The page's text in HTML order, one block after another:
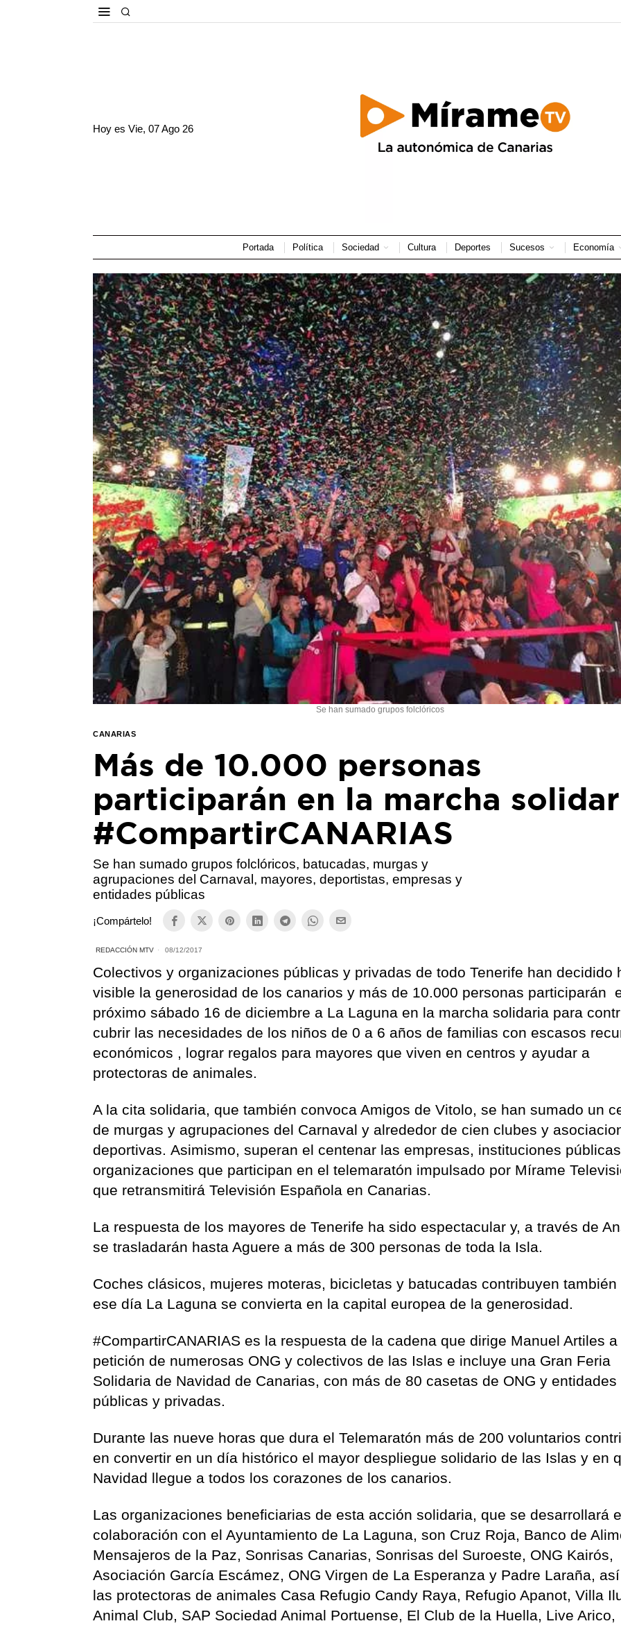
Hoy esVie, 07 Ago 26
Portada Política Sociedad Cultura Deportes Sucesos Economía
Se han sumado grupos folclóricos
CANARIAS
Más de 10.000 personas
participarán en la marcha
#CompartirCANARIAS
Se han sumado grupos folclóricos, batucadas, murgas y
agrupaciones del Carnaval, mayores, deportistas, empresas y
entidades públicas
¡Compártelo!
REDACCIÓN MTV 08/12/2017
Colectivos y organizaciones públicas y privadas de todo Tenerife han decidido
visible la generosidad de los canarios y más de 10.000 personas participarán
próximo sábado 16 de diciembre a La Laguna en la marcha solidaria para
cubrir las necesidades de los niños de 0 a 6 años de familias con escasos
económicos , lograr regalos para mayores que viven en centros y ayudar a
protectoras de animales.
A la cita solidaria, que también convoca Amigos de Vitolo, se han sumado un
de murgas y agrupaciones del Carnaval y alrededor de cien clubes y
deportivas. Asimismo, superan el centenar las empresas, instituciones
organizaciones que participan en el telemaratón impulsado por Mírame
que retransmitirá Televisión Española en Canarias.
La respuesta de los mayores de Tenerife ha sido espectacular y, a través de
se trasladarán hasta Aguere a más de 300 personas de toda la Isla.
Coches clásicos, mujeres moteras, bicicletas y batucadas contribuyen también
ese día La Laguna se convierta en la capital europea de la generosidad.
#CompartirCANARIAS es la respuesta de la cadena que dirige Manuel Artiles a
petición de numerosas ONG y colectivos de las Islas e incluye una Gran Feria
Solidaria de Navidad de Canarias, con más de 80 casetas de ONG y entidades
públicas y privadas.
Durante las nueve horas que dura el Telemaratón más de 200 voluntarios
en convertir en un día histórico el mayor despliegue solidario de las Islas y en
Navidad llegue a todos los corazones de los canarios.
Las organizaciones beneficiarias de esta acción solidaria, que se desarrollará
colaboración con el Ayuntamiento de La Laguna, son Cruz Roja, Banco de
Mensajeros de la Paz, Sonrisas Canarias, Sonrisas del Suroeste, ONG Kairós,
Asociación García Escámez, ONG Virgen de La Esperanza y Padre Laraña,
las protectoras de animales Casa Refugio Candy Raya, Refugio Apanot, Villa
Animal Club, SAP Sociedad Animal Portuense, El Club de la Huella, Live Arico,